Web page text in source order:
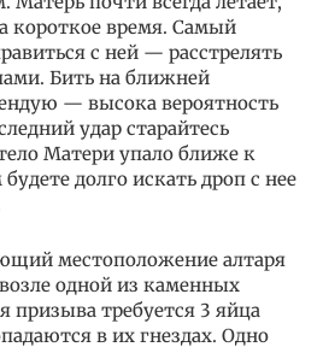
короткое время. Самый
с ней — расстрелять
Бить на ближней
— высока вероятность
удар старайтесь
Матери упало ближе к
долго искать дроп с нее
местоположение алтаря
одной из каменных
призыва требуется 3 яйца
в их гнездах. Одно